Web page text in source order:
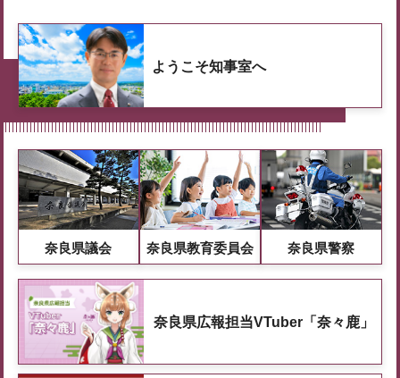
ようこそ知事室へ
奈良県議会 奈良県教育委員会 奈良県警察
奈良県広報担当VTuber「奈々鹿」